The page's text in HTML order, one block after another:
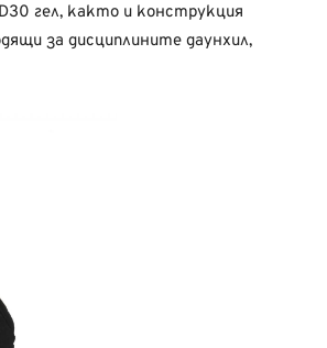
гел, както и конструкция
за дисциплините даунхил,